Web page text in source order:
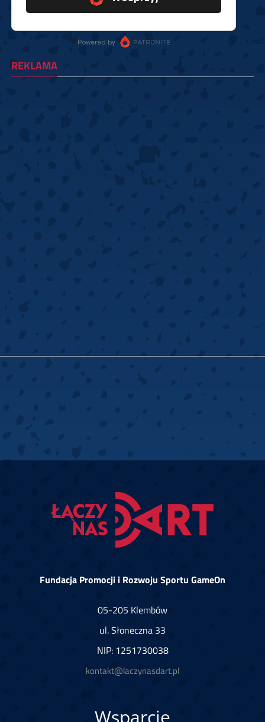
REKLAMA
Fundacja Promocji i Rozwoju Sportu GameOn
05-205 Klembów
ul. Słoneczna 33
NIP: 1251730038
kontakt@laczynasdart.pl